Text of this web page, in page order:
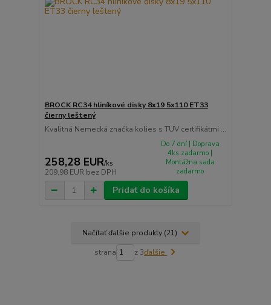
BROCK RC34 hliníkové disky 8x19 5x110 ET33
čierny leštený
Kvalitná Nemecká značka kolies s TUV certifikátmi ...
258,28 EUR/ks
209,98 EUR bez DPH
Do 7 dní | Doprava
4ks zadarmo |
Montážna sada
zadarmo
Pridať do košíka
Načítať ďalšie produkty (21)
strana z 3ďalšie